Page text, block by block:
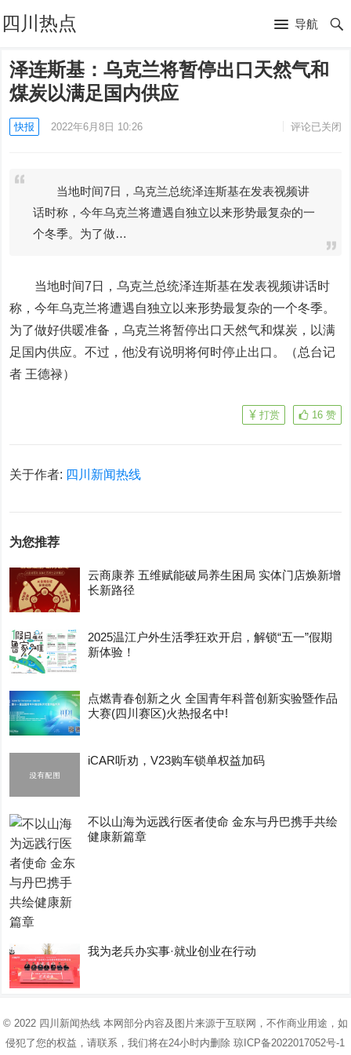
四川热点 导航
泽连斯基：乌克兰将暂停出口天然气和
煤炭以满足国内供应
快报 2022年6月8日 10:26 评论已关闭
当地时间7日，乌克兰总统泽连斯基在发表视频讲
话时称，今年乌克兰将遭遇自独立以来形势最复杂的一
个冬季。为了做…
当地时间7日，乌克兰总统泽连斯基在发表视频讲话时
称，今年乌克兰将遭遇自独立以来形势最复杂的一个冬季。
为了做好供暖准备，乌克兰将暂停出口天然气和煤炭，以满
足国内供应。不过，他没有说明将何时停止出口。（总台记
者 王德禄）
16 赞
打赏
关于作者: 四川新闻热线
为您推荐
云商康养 五维赋能破局养生困局 实体门店焕新增
长新路径
2025温江户外生活季狂欢开启，解锁“五一”假期
新体验！
点燃青春创新之火 全国青年科普创新实验暨作品
大赛(四川赛区)火热报名中!
iCAR听劝，V23购车锁单权益加码
不以山海为远践行医者使命 金东与丹巴携手共绘
健康新篇章
我为老兵办实事·就业创业在行动
© 2022 四川新闻热线本网部分内容及图片来源于互联网，不作商业用途，如
侵犯了您的权益，请联系，我们将在24小时内删除琼ICP备2022017052号-1